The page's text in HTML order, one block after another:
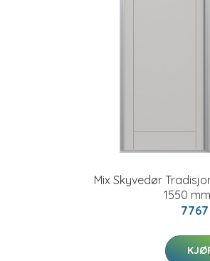
Mix Skyvedør
1550
7767